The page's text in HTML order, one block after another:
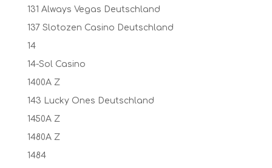
131 Always Vegas Deutschland
137 Slotozen Casino Deutschland
14
14-Sol Casino
1400A Z
143 Lucky Ones Deutschland
1450A Z
1480A Z
1484